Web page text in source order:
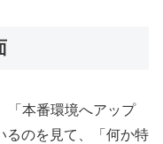
「本番環境へアップ
るのを見て、「何か特